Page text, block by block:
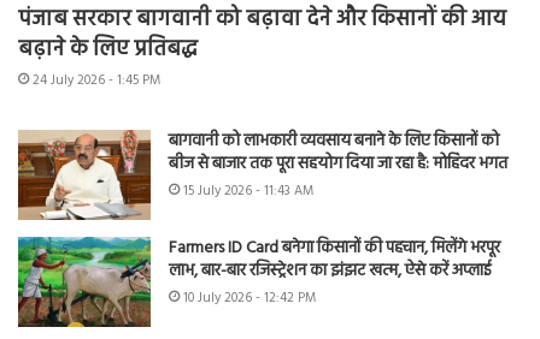
पंजाब सरकार बागवानी को बढ़ावा देने और किसानों की आय
बढ़ाने के लिए प्रतिबद्ध
24 July 2026 - 1:45 PM
बागवानी को लाभकारी व्यवसाय बनाने के लिए किसानों को
बीज से बाजार तक पूरा सहयोग दिया जा रहा है: मोहिंदर भगत
15 July 2026 - 11:43 AM
Farmers ID Card बनेगा किसानों की पहचान, मिलेंगे भरपूर
लाभ, बार-बार रजिस्ट्रेशन का झंझट खत्म, ऐसे करें अप्लाई
10 July 2026 - 12:42 PM